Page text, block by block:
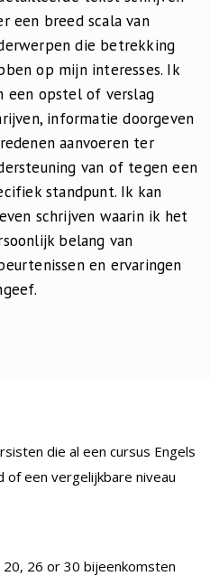
een breed scala van
die betrekking
op mijn interesses. Ik
een opstel of verslag
informatie doorgeven
aanvoeren ter
van of tegen een
standpunt. Ik kan
schrijven waarin ik het
belang van
en ervaringen
die al een cursus Engels
of een vergelijkbare niveau
26 or 30 bijeenkomsten